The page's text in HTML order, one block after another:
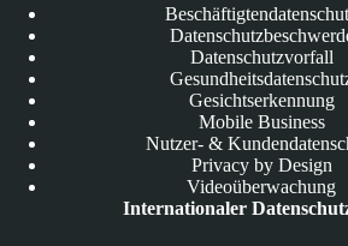
Datenschutzvorfall
Gesichtserkennung
Mobile Business
Nutzer- &
Privacy by Design
Videoüberwachung
Internationaler